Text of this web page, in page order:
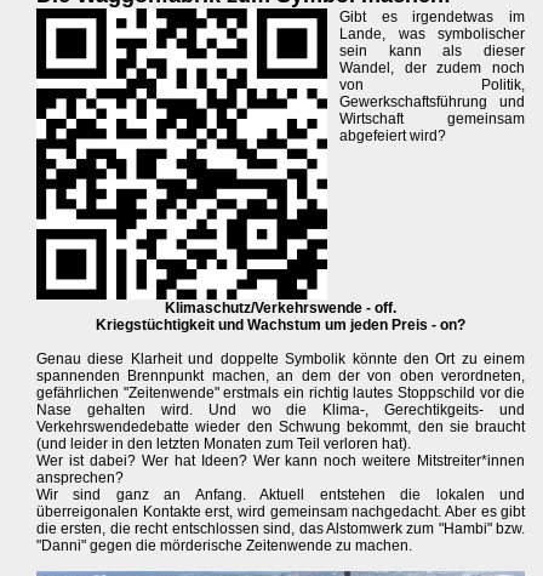
Gibt es irgendetwas im
Lande, was symbolischer
sein kann als dieser
Wandel, der zudem noch
von Politik,
Gewerkschaftsführung und
Wirtschaft gemeinsam
abgefeiert wird?
Klimaschutz/Verkehrswende - off.
Kriegstüchtigkeit und Wachstum um jeden Preis - on?
Genau diese Klarheit und doppelte Symbolik könnte den Ort zu einem
spannenden Brennpunkt machen, an dem der von oben verordneten,
gefährlichen "Zeitenwende" erstmals ein richtig lautes Stoppschild vor die
Nase gehalten wird. Und wo die Klima-, Gerechtikgeits- und
Verkehrswendedebatte wieder den Schwung bekommt, den sie braucht
(und leider in den letzten Monaten zum Teil verloren hat).
Wer ist dabei? Wer hat Ideen? Wer kann noch weitere Mitstreiter*innen
ansprechen?
Wir sind ganz an Anfang. Aktuell entstehen die lokalen und
überreigonalen Kontakte erst, wird gemeinsam nachgedacht. Aber es gibt
die ersten, die recht entschlossen sind, das Alstomwerk zum "Hambi" bzw.
"Danni" gegen die mörderische Zeitenwende zu machen.